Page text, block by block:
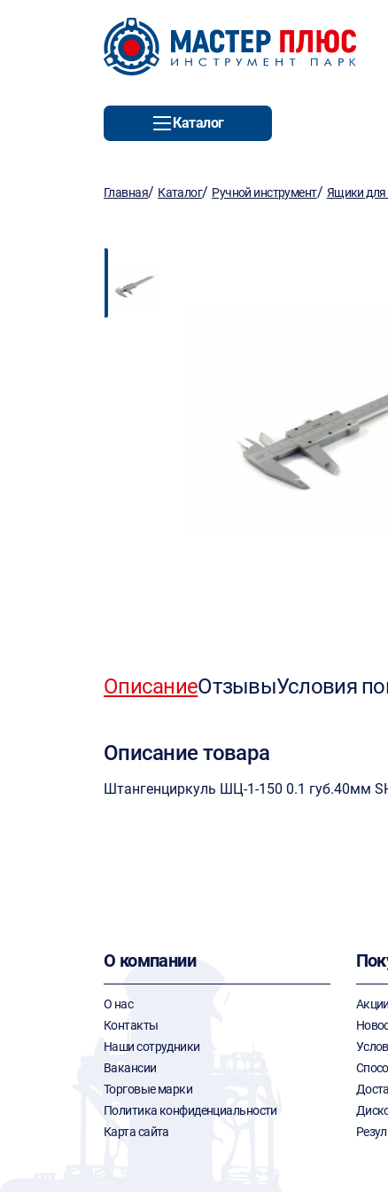
Каталог
Главная/ Каталог/ Ручной инструмент/ Ящики для
ОписаниеОтзывыУсловия
Описание товара
Штангенциркуль ШЦ-1-150 0.1 губ.40мм
О компании
О нас
Контакты
Наши сотрудники
Вакансии
Торговые марки
Политика конфиденциальности
Карта сайта
Акции